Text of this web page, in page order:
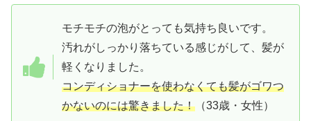
モチモチの泡がとっても気持ち良いです。
汚れがしっかり落ちている感じがして、髪が
軽くなりました。
コンディショナーを使わなくても髪がゴワつ
かないのには驚きました！ （33歳・女性）